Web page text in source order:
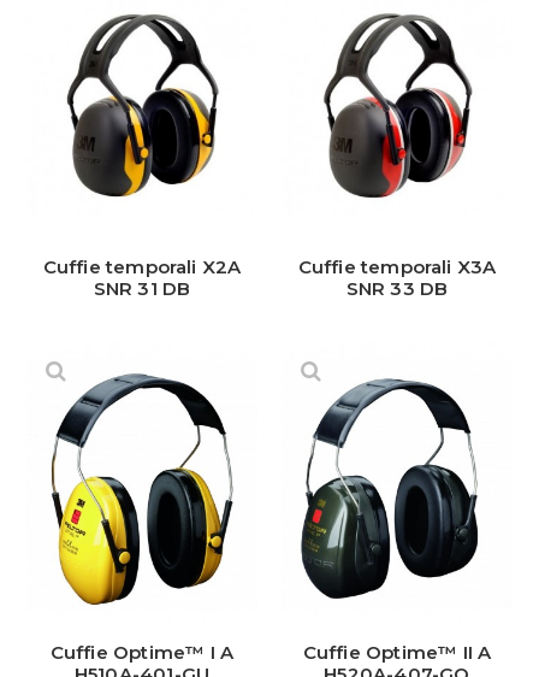
Cuffie temporali X2A
SNR 31 DB
Cuffie temporali X3A
SNR 33 DB
Cuffie Optime™ I A
Cuffie Optime™ II A